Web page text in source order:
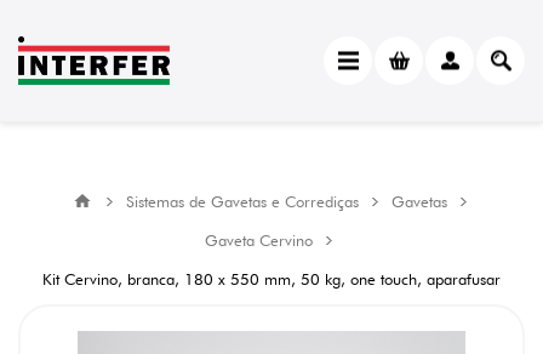
Sistemas de Gavetas e Corrediças
Gavetas
Gaveta Cervino
Kit Cervino, branca, 180 x 550 mm, 50 kg, one touch, aparafusar